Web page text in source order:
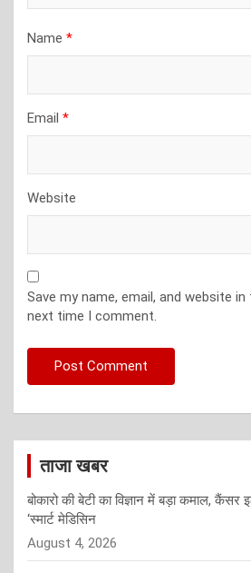
Name *
Email *
Website
Save my name, email, and website
next time I comment.
ताजा खबर
बोकारो की बेटी का विज्ञान में बड़ा कमाल,
‘स्मार्ट मेडिसिन
August 4, 2026